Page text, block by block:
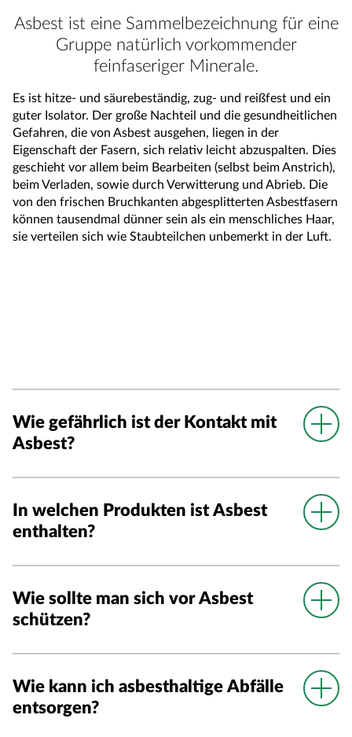
Asbest ist eine Sammelbezeichnung für eine
Gruppe natürlich vorkommender
feinfaseriger Minerale.
Es ist hitze- und säurebeständig, zug- und reißfest und ein
guter Isolator. Der große Nachteil und die gesundheitlichen
Gefahren, die von Asbest ausgehen, liegen in der
Eigenschaft der Fasern, sich relativ leicht abzuspalten. Dies
geschieht vor allem beim Bearbeiten (selbst beim Anstrich),
beim Verladen, sowie durch Verwitterung und Abrieb. Die
von den frischen Bruchkanten abgesplitterten Asbestfasern
können tausendmal dünner sein als ein menschliches Haar,
sie verteilen sich wie Staubteilchen unbemerkt in der Luft.
Wie gefährlich ist der Kontakt mit
Asbest?
In welchen Produkten ist Asbest
enthalten?
Wie sollte man sich vor Asbest
schützen?
Wie kann ich asbesthaltige Abfälle
entsorgen?